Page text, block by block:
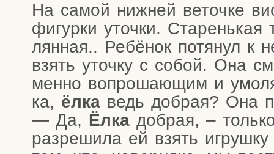
На самой ниж­ней веточ­ке
фигур­ки уточ­ки. Ста­рень­кая
лян­ная.. Ребё­нок потя­нул к
взять уточ­ку с собой. Она
мен­но вопро­ша­ю­щим и
ка, ёлка ведь доб­рая? Она
— Да, Ёлка доб­рая, –
раз­ре­ши­ла ей взять